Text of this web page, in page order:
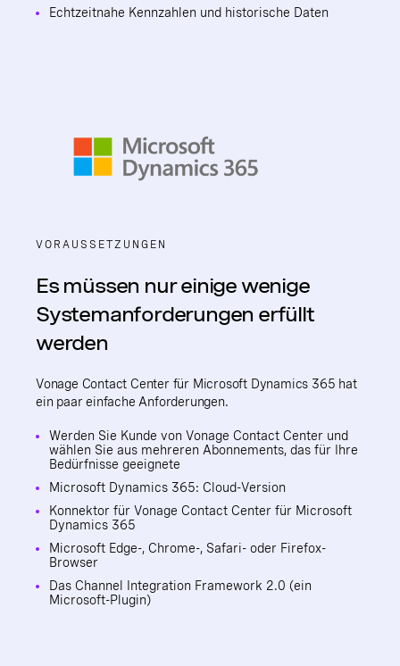
Echtzeitnahe Kennzahlen und historische Daten
VORAUSSETZUNGEN
Es müssen nur einige wenige
Systemanforderungen erfüllt
werden
Vonage Contact Center für Microsoft Dynamics 365 hat
ein paar einfache Anforderungen.
Werden Sie Kunde von Vonage Contact Center und
wählen Sie aus mehreren Abonnements, das für Ihre
Bedürfnisse geeignete
Microsoft Dynamics 365: Cloud-Version
Konnektor für Vonage Contact Center für Microsoft
Dynamics 365
Microsoft Edge-, Chrome-, Safari- oder Firefox-
Browser
Das Channel Integration Framework 2.0 (ein
Microsoft-Plugin)